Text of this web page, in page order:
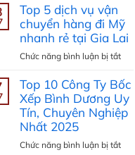
Top 5 dịch vụ vận
chuyển hàng đi Mỹ
nhanh rẻ tại Gia Lai
Chức năng bình luận bị tắtở
5
dịch
vụ
vận
hàng
Top 10 Công Ty Bốc
Xếp Bình Dương Uy
Tín, Chuyên Nghiệp
Nhất 2025
Chức năng bình luận bị tắtở